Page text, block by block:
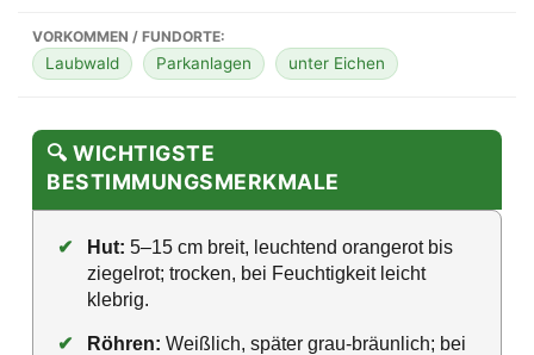
VORKOMMEN / FUNDORTE:
Laubwald Parkanlagen unter Eichen
🔍 WICHTIGSTE
BESTIMMUNGSMERKMALE
✔ Hut: 5–15 cm breit, leuchtend orangerot bis
ziegelrot; trocken, bei Feuchtigkeit leicht
klebrig.
✔ Röhren: Weißlich, später grau-bräunlich; bei